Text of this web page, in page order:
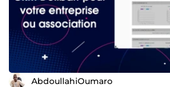
AbdoullahiOumaro